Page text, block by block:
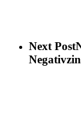
Next Post